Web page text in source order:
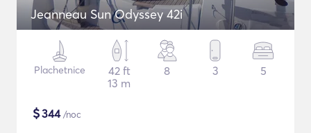
Jeanneau Sun Odyssey 42i
Plachetnice
42 ft
13 m
8 3 5
$344/noc